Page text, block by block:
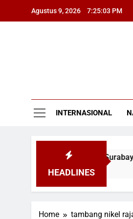
Agustus 9, 2026 7:25:03 PM
INTERNASIONAL
HEADLINES
Championship 2026 Surabaya
Home tambang nikel